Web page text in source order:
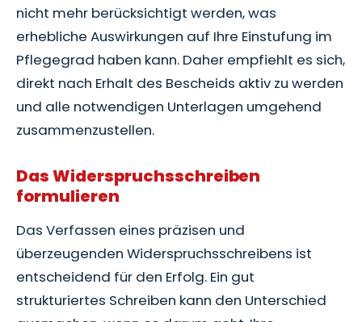
nicht mehr berücksichtigt werden, was
erhebliche Auswirkungen auf Ihre Einstufung im
Pflegegrad haben kann. Daher empfiehlt es sich,
direkt nach Erhalt des Bescheids aktiv zu werden
und alle notwendigen Unterlagen umgehend
zusammenzustellen.
Das Widerspruchsschreiben
formulieren
Das Verfassen eines präzisen und
überzeugenden Widerspruchsschreibens ist
entscheidend für den Erfolg. Ein gut
strukturiertes Schreiben kann den Unterschied